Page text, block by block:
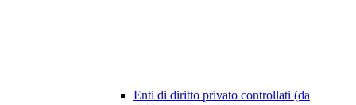
Enti di diritto privato controllati (da